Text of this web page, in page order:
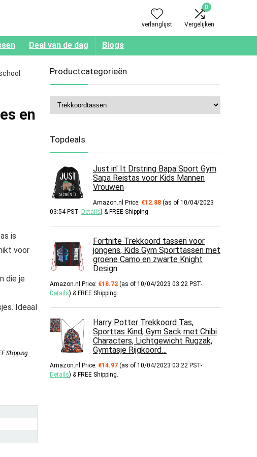
verlanglijst
0
Vergelijken
Deal van de dag Blogs
en
is
voor
die je
Ideaal
Shipping.
Productcategorieën
Topdeals
Just in' It Drstring Bapa Sport Gym
Sapa Reistas voor Kids Mannen
Vrouwen
Amazon.nl Price: €12.88 (as of 10/04/2023
03:54 PST- Details) & FREE Shipping.
Fortnite Trekkoord tassen voor
jongens, Kids Gym Sporttassen met
groene Camo en zwarte Knight
Design
Amazon.nl Price: €18.72 (as of 10/04/2023 03:22 PST-
Details) & FREE Shipping.
Harry Potter Trekkoord Tas,
Sporttas Kind, Gym Sack met Chibi
Characters, Lichtgewicht Rugzak,
Gymtasje Rijgkoord…
Amazon.nl Price: €14.97 (as of 10/04/2023 03:22 PST-
Details) & FREE Shipping.